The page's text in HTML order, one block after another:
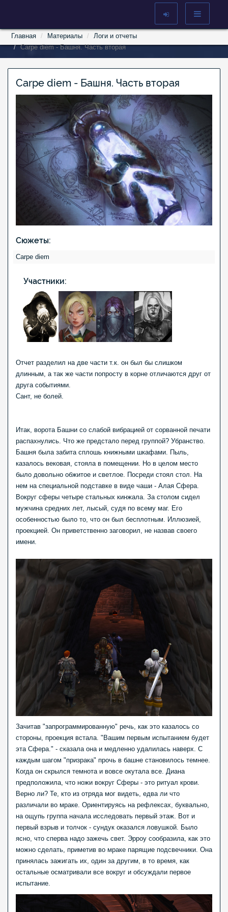
Главная Материалы
Логи и отчеты
Carpe diem - Башня. Часть вторая
Carpe diem - Башня. Часть вторая
Сюжеты:
Carpe diem
Участники:
Отчет разделил на две части т.к. он был бы слишком
длинным, а так же части попросту в корне отличаются друг от
друга событиями.
Сант, не болей.
Итак, ворота Башни со слабой вибрацией от сорванной печати
распахнулись. Что же предстало перед группой? Убранство.
Башня была забита сплошь книжными шкафами. Пыль,
казалось вековая, стояла в помещении. Но в целом место
было довольно обжитое и светлое. Посреди стоял стол. На
нем на специальной подставке в виде чаши - Алая Сфера.
Вокруг сферы четыре стальных кинжала. За столом сидел
мужчина средних лет, лысый, судя по всему маг. Его
особенностью было то, что он был бесплотным. Иллюзией,
проекцией. Он приветственно заговорил, не назвав своего
имени.
Зачитав "запрограммированную" речь, как это казалось со
стороны, проекция встала. "Вашим первым испытанием будет
эта Сфера." - сказала она и медленно удалилась наверх. С
каждым шагом "призрака" прочь в башне становилось темнее.
Когда он скрылся темнота и вовсе окутала все. Диана
предположила, что ножи вокруг Сферы - это ритуал крови.
Верно ли? Те, кто из отряда мог видеть, едва ли что
различали во мраке. Ориентируясь на рефлексах, буквально,
на ощупь группа начала исследовать первый этаж. Вот и
первый взрыв и толчок - сундук оказался ловушкой. Было
ясно, что сперва надо зажечь свет. Эрроу сообразила, как это
можно сделать, приметив во мраке парящие подсвечники. Она
принялась зажигать их, один за другим, в то время, как
остальные осматривали все вокруг и обсуждали первое
испытание.